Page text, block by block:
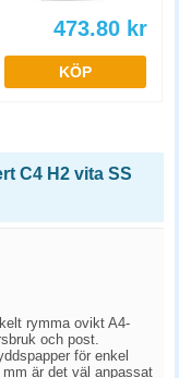
473.80 kr
KÖP
C4 H2 vita SS
rymma ovikt A4-
och post.
för enkel
är det väl anpassat